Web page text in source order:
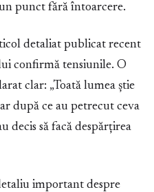
punct fără întoarcere.
detaliat publicat recent
confirmă tensiunile. O
clar: „Toată lumea știe
după ce au petrecut ceva
decis să facă despărțirea
important despre